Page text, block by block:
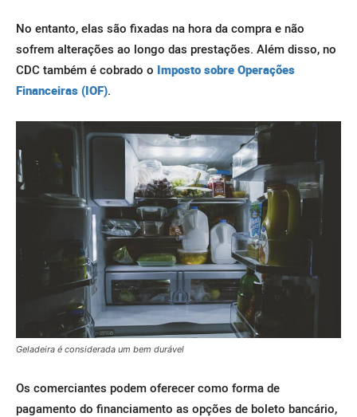
No entanto, elas são fixadas na hora da compra e não
sofrem alterações ao longo das prestações. Além disso, no
CDC também é cobrado o Imposto sobre Operações
Financeiras (IOF).
Geladeira é considerada um bem durável
Os comerciantes podem oferecer como forma de
pagamento do financiamento as opções de boleto bancário,